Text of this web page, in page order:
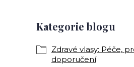
Kategorie blogu
Zdravé vlasy: Péče,
doporučení